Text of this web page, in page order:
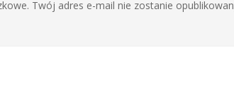
Twój adres e-mail nie zostanie